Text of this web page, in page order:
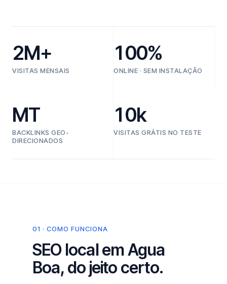
2M+
VISITAS MENSAIS
100%
ONLINE · SEM INSTALAÇÃO
MT
BACKLINKS GEO-
DIRECIONADOS
10k
VISITAS GRÁTIS NO TESTE
01 · COMO FUNCIONA
SEO local em Agua
Boa, do jeito certo.